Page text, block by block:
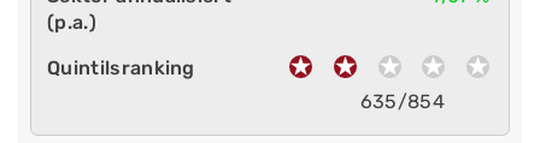
635/854